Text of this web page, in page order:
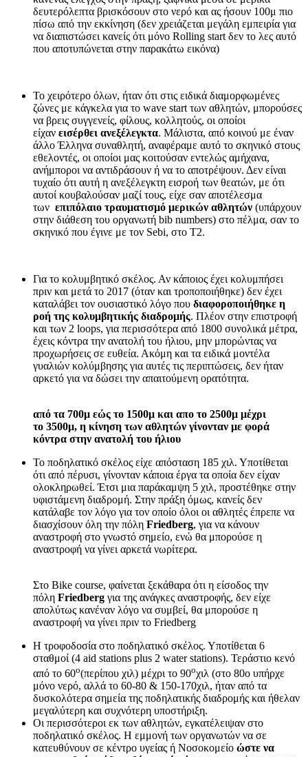
δευτερόλεπτα βρισκόσουν στο νερό και ας ήσουν 100μ πιο
πίσω από την εκκίνηση (δεν χρειάζεται μεγάλη εμπειρία για
να διαπιστώσει κανείς ότι μόνο Rolling start δεν το λες αυτό
που αποτυπώνεται στην παρακάτω εικόνα)
Το χειρότερο όλων, ήταν ότι στις ειδικά διαμορφωμένες
ζώνες με κάγκελα για το wave start των αθλητών, μπορούσες
να βρεις συγγενείς, φίλους, κολλητούς, οι οποίοι
είχαν εισέρθει ανεξέλεγκτα. Μάλιστα, από κοινού με έναν
άλλο Έλληνα συναθλητή, αναφέραμε αυτό το σκηνικό στους
εθελοντές, οι οποίοι μας κοιτούσαν εντελώς αμήχανα,
ανήμποροι να αντιδράσουν ή να το αποτρέψουν. Δεν είναι
τυχαίο ότι αυτή η ανεξέλεγκτη εισροή των θεατών, με ότι
αυτοί κουβαλούσαν μαζί τους, είχε σαν αποτέλεσμα
των επιπόλαιο τραυματισμό μερικών αθλητών (υπάρχουν
στην διάθεση του οργανωτή bib numbers) στο πέλμα, σαν το
σκηνικό που έγινε με τον Sebi, στο Τ2.
Για το κολυμβητικό σκέλος. Αν κάποιος έχει κολυμπήσει
πριν και μετά το 2017 (όταν και τροποποιήθηκε) δεν έχει
καταλάβει τον ουσιαστικό λόγο που διαφοροποιήθηκε η
ροή της κολυμβητικής διαδρομής. Πλέον στην επιστροφή
και των 2 loops, για περισσότερα από 1800 συνολικά μέτρα,
έχεις κόντρα την ανατολή του ήλιου, μην μπορώντας να
προχωρήσεις σε ευθεία. Ακόμη και τα ειδικά μοντέλα
γυαλιών κολύμβησης για αυτές τις περιπτώσεις, δεν ήταν
αρκετό για να δώσει την απαιτούμενη ορατότητα.
από τα 700μ εώς το 1500μ και απο το 2500μ μέχρι
το 3500μ, η κίνηση των αθλητών γίνονταν με φορά
κόντρα στην ανατολή του ήλιου
Το ποδηλατικό σκέλος είχε απόσταση 185 χιλ. Υποτίθεται
ότι από πέρυσι, γίνονταν κάποια έργα τα οποία δεν είχαν
ολοκληρωθεί. Έτσι μια παράκαμψη 5 χιλ, προστέθηκε στην
υφιστάμενη διαδρομή. Στην πράξη όμως, κανείς δεν
κατάλαβε τον λόγο για τον οποίο όλοι οι αθλητές έπρεπε να
διασχίσουν όλη την πόλη Friedberg, για να κάνουν
αναστροφή στο γνωστό σημείο, ενώ θα μπορούσε η
αναστροφή να γίνει αρκετά νωρίτερα.
Στο Bike course, φαίνεται ξεκάθαρα ότι η είσοδος την
πόλη Friedberg για της ανάγκες αναστροφής, δεν είχε
απολύτως κανέναν λόγο να συμβεί, θα μπορούσε η
αναστροφή να γίνει πριν το Friedberg
Η τροφοδοσία στο ποδηλατικό σκέλος. Υποτίθεται 6
σταθμοί (4 aid stations plus 2 water stations). Τεράστιο κενό
από το 60ο(περίπου χιλ) μέχρι το 90οχιλ (στο 80ο υπήρχε
μόνο νερό, αλλά το 60-80 & 150-170χιλ, ήταν από τα
δυσκολότερα σημεία της ποδηλατικής διαδρομής και ήθελαν
μεγαλύτερη και συχνότερη υποστήριξη.
Οι περισσότεροι εκ των αθλητών, εγκατέλειψαν στο
ποδηλατικό σκέλος. Η εμμονή των οργανωτών να σε
κατευθύνουν σε κέντρο υγείας ή Νοσοκομείο ώστε να